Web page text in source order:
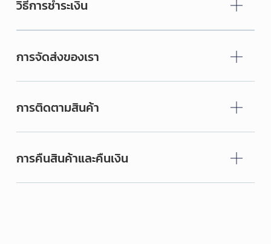
วิธีการชำระเงิน
การจัดส่งของเรา
การติดตามสินค้า
การคืนสินค้าและคืนเงิน